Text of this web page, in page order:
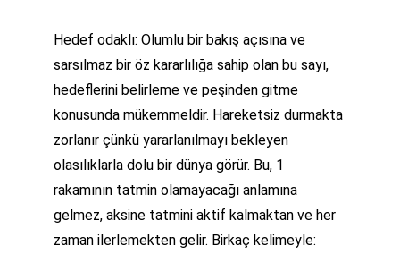
Hedef odaklı: Olumlu bir bakış açısına ve
sarsılmaz bir öz kararlılığa sahip olan bu sayı,
hedeflerini belirleme ve peşinden gitme
konusunda mükemmeldir. Hareketsiz durmakta
zorlanır çünkü yararlanılmayı bekleyen
olasılıklarla dolu bir dünya görür. Bu, 1
rakamının tatmin olamayacağı anlamına
gelmez, aksine tatmini aktif kalmaktan ve her
zaman ilerlemekten gelir. Birkaç kelimeyle: